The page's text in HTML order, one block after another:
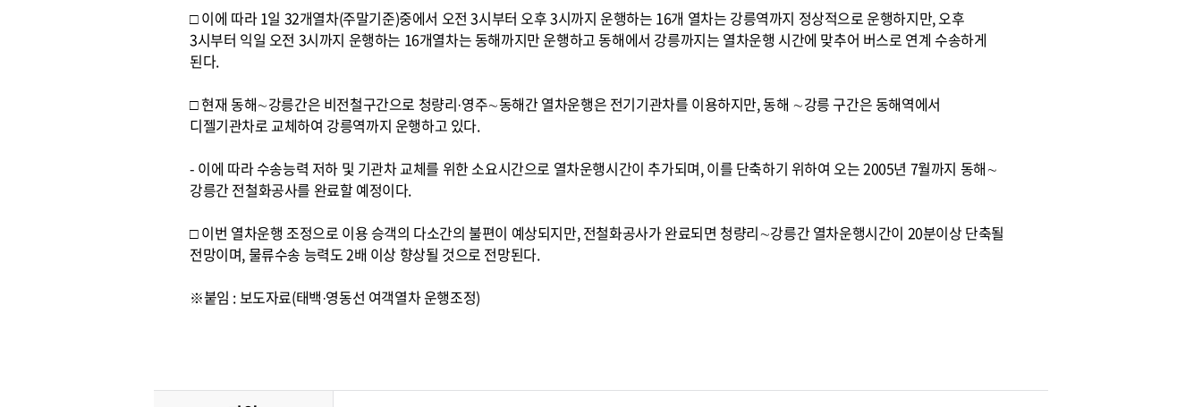
□ 이에 따라 1일 32개열차(주말기준)중에서 오전 3시부터 오후 3시까지 운행하는 16개 열차는 강릉역까지 정상적으로 운행하지만, 오후
3시부터 익일 오전 3시까지 운행하는 16개열차는 동해까지만 운행하고 동해에서 강릉까지는 열차운행 시간에 맞추어 버스로 연계 수송하게
된다.
□ 현재 동해∼강릉간은 비전철구간으로 청량리·영주∼동해간 열차운행은 전기기관차를 이용하지만, 동해 ∼강릉 구간은 동해역에서
디젤기관차로 교체하여 강릉역까지 운행하고 있다.
- 이에 따라 수송능력 저하 및 기관차 교체를 위한 소요시간으로 열차운행시간이 추가되며, 이를 단축하기 위하여 오는 2005년 7월까지 동해∼
강릉간 전철화공사를 완료할 예정이다.
□ 이번 열차운행 조정으로 이용 승객의 다소간의 불편이 예상되지만, 전철화공사가 완료되면 청량리∼강릉간 열차운행시간이 20분이상 단축될
전망이며, 물류수송 능력도 2배 이상 향상될 것으로 전망된다.
※붙임 : 보도자료(태백·영동선 여객열차 운행조정)